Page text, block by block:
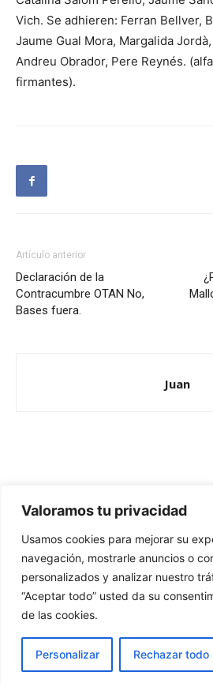
Valoramos tu privacidad
Usamos cookies para mejorar su
navegación, mostrarle anuncios o
personalizados y analizar nuestro
“Aceptar todo” usted da su
de las cookies.
Personalizar Rechazar todo
Vich. Se adhieren: Ferran Bellver,
Jaume Gual Mora, Margalida
Andreu Obrador, Pere Reynés.
firmantes).
Artículo anterior
Declaración de la
Contracumbre OTAN No,
Bases fuera.
Juan
Redes Cristianas
Una mirada alternativa sobre la Iglesia
- Colectivos de Redes Cristianas